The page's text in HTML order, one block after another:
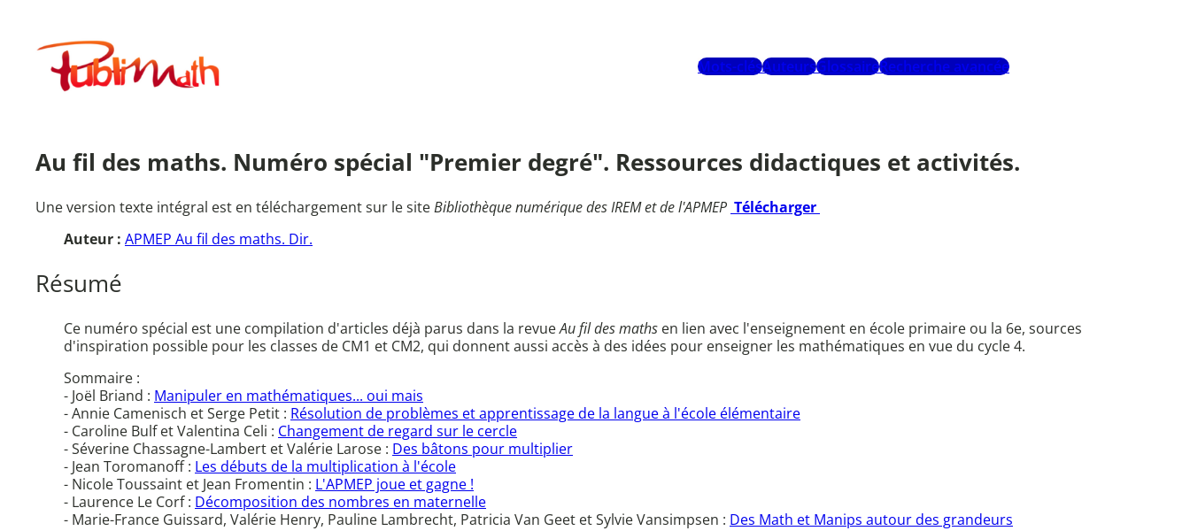
contenuPublimath
Mots-clésAuteursGlossaireRecherche avancée
Au fil des maths. Numéro spécial "Premier degré". Ressources didactiques et activités.
Une version texte intégral est en téléchargement sur le siteBibliothèque numérique des IREM et de l'APMEP Télécharger
Auteur : APMEP Au fil des maths. Dir.
Résumé
Ce numéro spécial est une compilation d'articles déjà parus dans la revueAu fil des maths en lien avec l'enseignement en école primaire ou la 6e, sources
d'inspiration possible pour les classes de CM1 et CM2, qui donnent aussi accès à des idées pour enseigner les mathématiques en vue du cycle 4.
Sommaire :
- Joël Briand : Manipuler en mathématiques... oui mais
- Annie Camenisch et Serge Petit : Résolution de problèmes et apprentissage de la langue à l'école élémentaire
- Caroline Bulf et Valentina Celi : Changement de regard sur le cercle
- Séverine Chassagne-Lambert et Valérie Larose : Des bâtons pour multiplier
- Jean Toromanoff : Les débuts de la multiplication à l'école
- Nicole Toussaint et Jean Fromentin : L'APMEP joue et gagne !
- Laurence Le Corf : Décomposition des nombres en maternelle
- Marie-France Guissard, Valérie Henry, Pauline Lambrecht, Patricia Van Geet et Sylvie Vansimpsen : Des Math et Manips autour des grandeurs